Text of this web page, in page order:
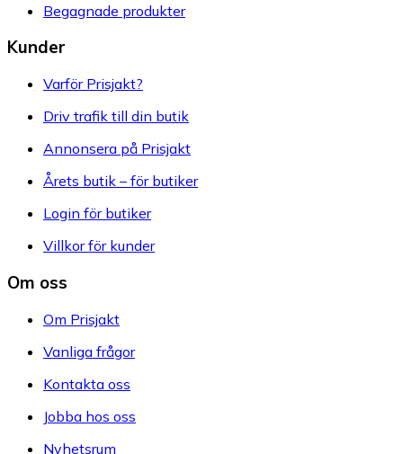
Begagnade produkter
Kunder
Varför Prisjakt?
Driv trafik till din butik
Annonsera på Prisjakt
Årets butik – för butiker
Login för butiker
Villkor för kunder
Om oss
Om Prisjakt
Vanliga frågor
Kontakta oss
Jobba hos oss
Nyhetsrum